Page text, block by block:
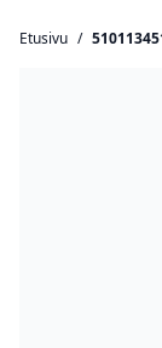
Etusivu /